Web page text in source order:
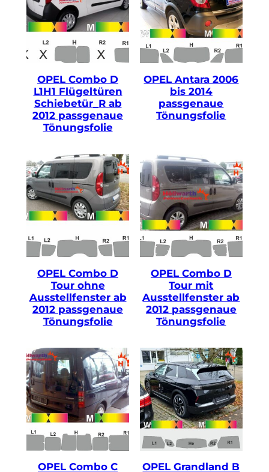
OPEL Combo D
L1H1 Flügeltüren
Schiebetür_R ab
2012 passgenaue
Tönungsfolie
OPEL Antara 2006
bis 2014
passgenaue
Tönungsfolie
OPEL Combo D
Tour ohne
Ausstellfenster ab
2012 passgenaue
Tönungsfolie
OPEL Combo D
Tour mit
Ausstellfenster ab
2012 passgenaue
Tönungsfolie
OPEL Combo C OPEL Grandland B